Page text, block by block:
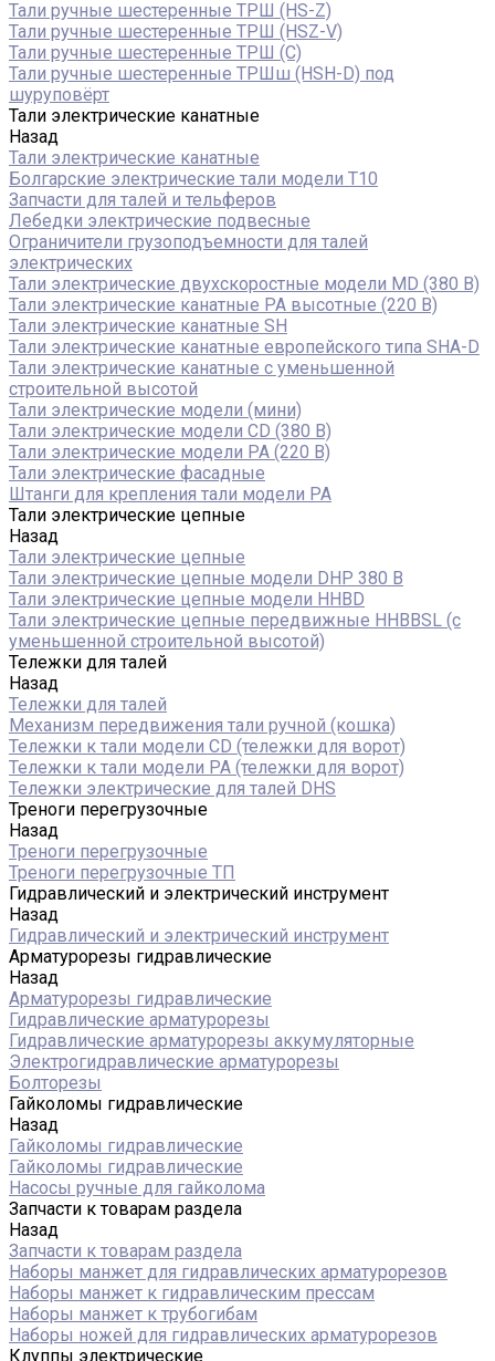
Тали ручные шестеренные ТРШ (HS-Z)
Тали ручные шестеренные ТРШ (HSZ-V)
Тали ручные шестеренные ТРШ (С)
Тали ручные шестеренные ТРШш (HSH-D) под
шуруповёрт
Тали электрические канатные
Назад
Тали электрические канатные
Болгарские электрические тали модели T10
Запчасти для талей и тельферов
Лебедки электрические подвесные
Ограничители грузоподъемности для талей
электрических
Тали электрические двухскоростные модели MD (380 В)
Тали электрические канатные PA высотные (220 В)
Тали электрические канатные SH
Тали электрические канатные европейского типа SHA-D
Тали электрические канатные с уменьшенной
строительной высотой
Тали электрические модели (мини)
Тали электрические модели CD (380 В)
Тали электрические модели РА (220 В)
Тали электрические фасадные
Штанги для крепления тали модели РА
Тали электрические цепные
Назад
Тали электрические цепные
Тали электрические цепные модели DHP 380 В
Тали электрические цепные модели HHBD
Тали электрические цепные передвижные HHBBSL (с
уменьшенной строительной высотой)
Тележки для талей
Назад
Тележки для талей
Механизм передвижения тали ручной (кошка)
Тележки к тали модели CD (тележки для ворот)
Тележки к тали модели РА (тележки для ворот)
Тележки электрические для талей DHS
Треноги перегрузочные
Назад
Треноги перегрузочные
Треноги перегрузочные ТП
Гидравлический и электрический инструмент
Назад
Гидравлический и электрический инструмент
Арматурорезы гидравлические
Назад
Арматурорезы гидравлические
Гидравлические арматурорезы
Гидравлические арматурорезы аккумуляторные
Электрогидравлические арматурорезы
Болторезы
Гайколомы гидравлические
Назад
Гайколомы гидравлические
Гайколомы гидравлические
Насосы ручные для гайколома
Запчасти к товарам раздела
Назад
Запчасти к товарам раздела
Наборы манжет для гидравлических арматурорезов
Наборы манжет к гидравлическим прессам
Наборы манжет к трубогибам
Наборы ножей для гидравлических арматурорезов
Клуппы электрические